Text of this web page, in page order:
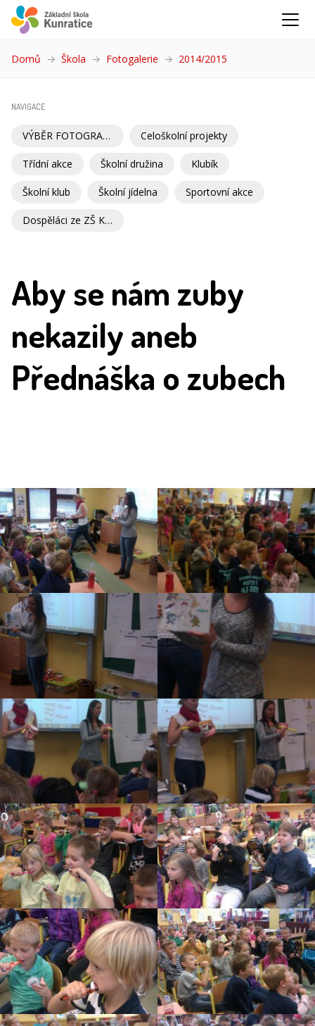
Domů Škola Fotogalerie 2014/2015
NAVIGACE
VÝBĚR FOTOGRAFIÍ Celoškolní projekty
Třídní akce Školní družina Klubík
Školní klub Školní jídelna Sportovní akce
Dospěláci ze ZŠ Kunratice
Aby se nám zuby
nekazily aneb
Přednáška o zubech